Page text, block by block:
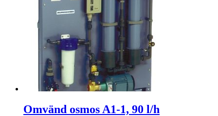
Omvänd osmos A1-1, 90 l/h